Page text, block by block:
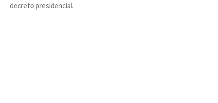
decreto presidencial.